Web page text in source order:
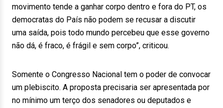
movimento tende a ganhar corpo dentro e fora do PT, os
democratas do País não podem se recusar a discutir
uma saída, pois todo mundo percebeu que esse governo
não dá, é fraco, é frágil e sem corpo”, criticou.
Somente o Congresso Nacional tem o poder de convocar
um plebiscito. A proposta precisaria ser apresentada por
no mínimo um terço dos senadores ou deputados e